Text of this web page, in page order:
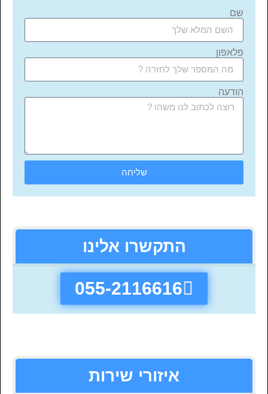
שם
פלאפון
הודעה
שליחה
התקשרו אלינו
055-2116616
איזורי שירות